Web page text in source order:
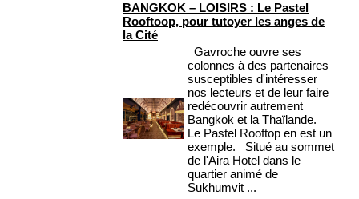
BANGKOK – LOISIRS : Le Pastel
Rooftoop, pour tutoyer les anges de
la Cité
Gavroche ouvre ses
colonnes à des partenaires
susceptibles d'intéresser
nos lecteurs et de leur faire
redécouvrir autrement
Bangkok et la Thaïlande.
Le Pastel Rooftop en est un
exemple. Situé au sommet
de l'Aira Hotel dans le
quartier animé de
Sukhumvit ...